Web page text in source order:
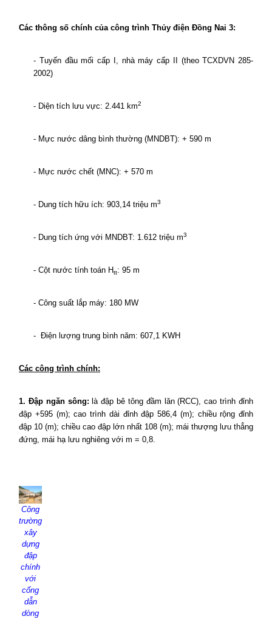
Các thông số chính của công trình Thủy điện Đồng Nai 3:
- Tuyến đầu mối cấp I, nhà máy cấp II (theo TCXDVN 285-
2002)
- Diện tích lưu vực: 2.441 km2
- Mực nước dâng bình thường (MNDBT): + 590 m
- Mực nước chết (MNC): + 570 m
- Dung tích hữu ích: 903,14 triệu m3
- Dung tích ứng với MNDBT: 1.612 triệu m3
- Cột nước tính toán H­tt: 95 m
- Công suất lắp máy: 180 MW
- Điện lượng trung bình năm: 607,1 KWH
Các công trình chính:
1. Đập ngăn sông: là đập bê tông đầm lăn (RCC), cao trình đỉnh
đập +595 (m); cao trình dài đỉnh đập 586,4 (m); chiều rộng đỉnh
đập 10 (m); chiều cao đập lớn nhất 108 (m); mái thượng lưu thẳng
đứng, mái hạ lưu nghiêng với m = 0,8.
Công
trường
xây
dựng
đập
chính
với
cống
dẫn
dòng